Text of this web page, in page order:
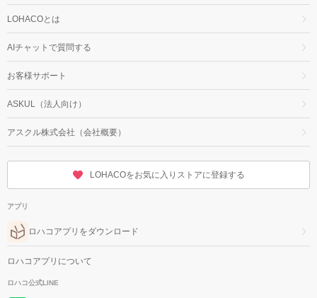
LOHACOとは
AIチャットで質問する
お客様サポート
ASKUL（法人向け）
アスクル株式会社（会社概要）
LOHACOをお気に入りストアに登録する
アプリ
ロハコアプリをダウンロード
ロハコアプリについて
ロハコ公式LINE